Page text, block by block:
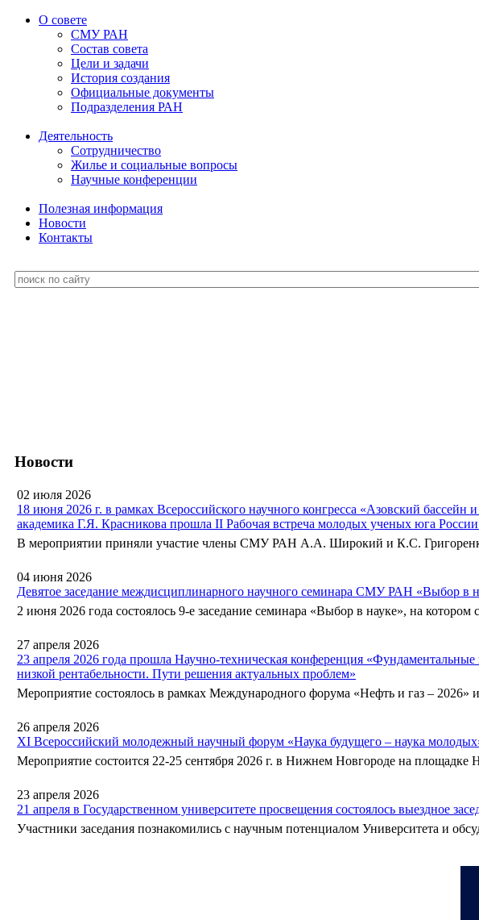
О совете
СМУ РАН
Состав совета
Цели и задачи
История создания
Официальные документы
Подразделения РАН
Деятельность
Сотрудничество
Жилье и социальные вопросы
Научные конференции
Полезная информация
Новости
Контакты
Новости
02 июля 2026
18 июня 2026 г. в рамках Всероссийского научного конгресса «Азовский
академика Г.Я. Красникова прошла II Рабочая встреча молодых ученых юга
В мероприятии приняли участие члены СМУ РАН А.А. Широкий и К.С.
04 июня 2026
Девятое заседание междисциплинарного научного семинара СМУ РАН «Выбор в
2 июня 2026 года состоялось 9-е заседание семинара «Выбор в науке», на котором
27 апреля 2026
23 апреля 2026 года прошла Научно-техническая конференция
низкой рентабельности. Пути решения актуальных проблем»
Мероприятие состоялось в рамках Международного форума «Нефть и газ – 2026»
26 апреля 2026
XI Всероссийский молодежный научный форум «Наука будущего – наука
Мероприятие состоится 22-25 сентября 2026 г. в Нижнем Новгороде на
23 апреля 2026
21 апреля в Государственном университете просвещения состоялось выездное
Участники заседания познакомились с научным потенциалом Университета и